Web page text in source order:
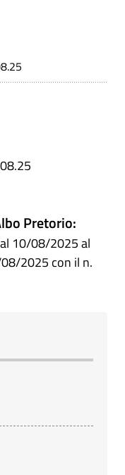
Pretorio:
10/08/2025 al
2025 con il n.